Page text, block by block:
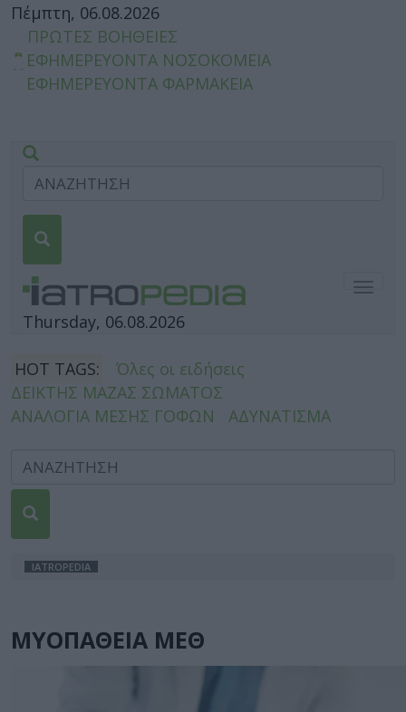
Πέμπτη, 06.08.2026
ΠΡΩΤΕΣ ΒΟΗΘΕΙΕΣ
ΕΦΗΜΕΡΕΥΟΝΤΑ ΝΟΣΟΚΟΜΕΙΑ
ΕΦΗΜΕΡΕΥΟΝΤΑ ΦΑΡΜΑΚΕΙΑ
Thursday, 06.08.2026
HOT TAGS:
Όλες οι ειδήσεις
ΔΕΙΚΤΗΣ ΜΑΖΑΣ ΣΩΜΑΤΟΣ
ΑΝΑΛΟΓΙΑ ΜΕΣΗΣ ΓΟΦΩΝ
ΑΔΥΝΑΤΙΣΜΑ
IATROPEDIA
ΜΥΟΠΑΘΕΙΑ ΜΕΘ